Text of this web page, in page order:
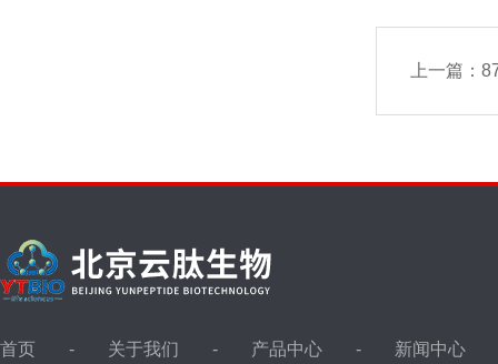
上一篇：
首页 关于我们 产品中心 新闻中心